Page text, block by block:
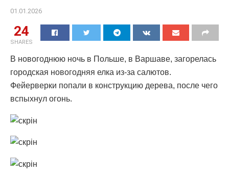
01.01.2026
24
SHARES
В новогоднюю ночь в Польше, в Варшаве, загорелась
городская новогодняя елка из-за салютов.
Фейерверки попали в конструкцию дерева, после чего
вспыхнул огонь.